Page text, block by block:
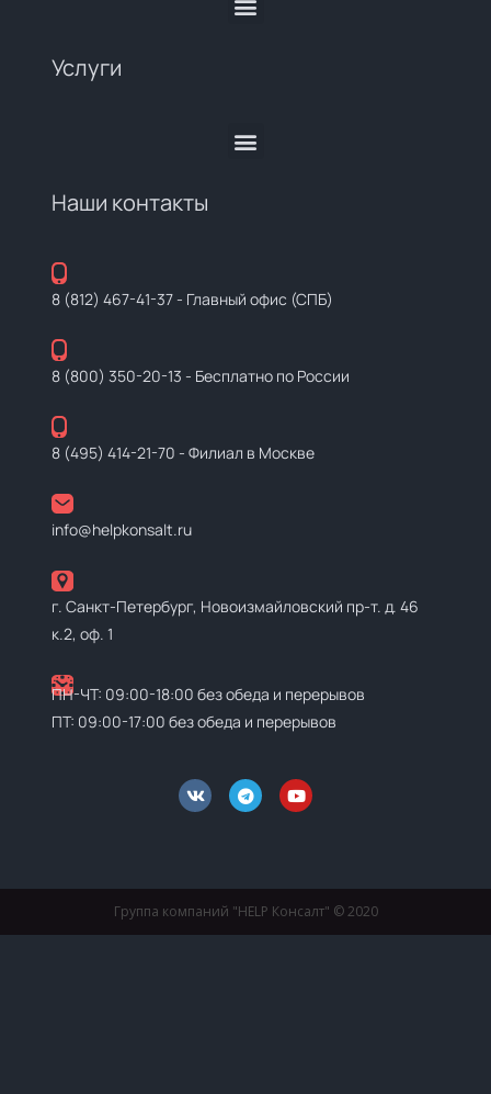
Услуги
Наши контакты
8 (812) 467-41-37- Главный офис (СПБ)
8 (800) 350-20-13 - Бесплатно по России
8 (495) 414-21-70 - Филиал в Москве
info@helpkonsalt.ru
г. Санкт-Петербург, Новоизмайловский пр-т. д. 46
к.2, оф. 1
ПН-ЧТ: 09:00-18:00 без обеда и перерывов
ПТ: 09:00-17:00 без обеда и перерывов
Группа компаний "HELP Консалт" © 2020